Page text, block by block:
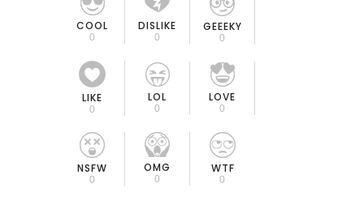
COOL
0
DISLIKE
0
GEEEKY
0
LIKE
0
LOL
0
LOVE
0
NSFW
0
OMG
0
WTF
0